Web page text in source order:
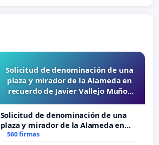
Solicitud de denominación de una
plaza y mirador de la Alameda en
recuerdo de Javier Vallejo Muñoz
Solicitud de denominación de una
plaza y mirador de la Alameda en
recuerdo de Javier Vallejo Muñoz
560 firmas